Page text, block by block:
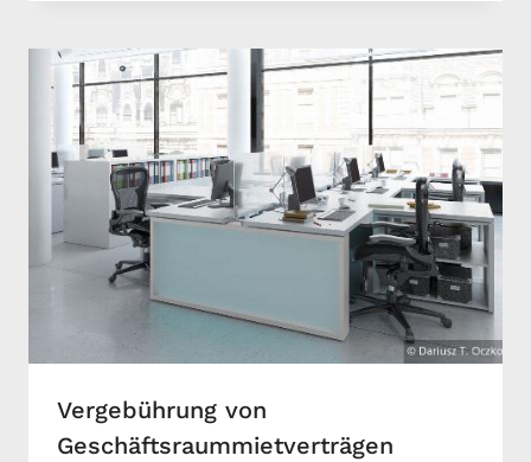
Vergebührung von
Geschäftsraummietverträgen